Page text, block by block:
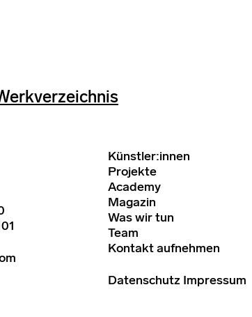
Künstler:innen
Projekte
Academy
Magazin
Was wir tun
Team
Kontakt aufnehmen
Datenschutz Impressum